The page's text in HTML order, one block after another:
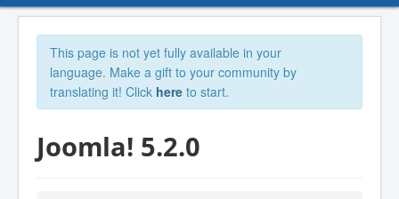
This page is not yet fully available in your
language. Make a gift to your community by
translating it! Click here to start.
Joomla! 5.2.0